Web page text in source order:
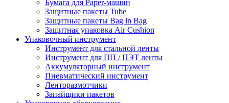
Бумага для Paper-машин
Защитные пакеты Tube
Защитные пакеты Bag in Bag
Защитная упаковка Air Cushion
Упаковочный инструмент
Инструмент для стальной ленты
Инструмент для ПП / ПЭТ ленты
Аккумуляторный инструмент
Пневматический инструмент
Ленторазмотчики
Запайщики пакетов